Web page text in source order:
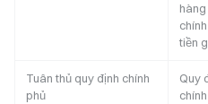
tiền
Tuân thủ quy định chính
phủ
Quy